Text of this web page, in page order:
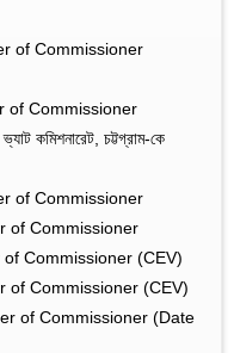
of Commissioner
of Commissioner
কমিশনারেট, চট্টগ্রাম-কে
of Commissioner
of Commissioner
Commissioner (CEV)
Commissioner (CEV)
of Commissioner (Date